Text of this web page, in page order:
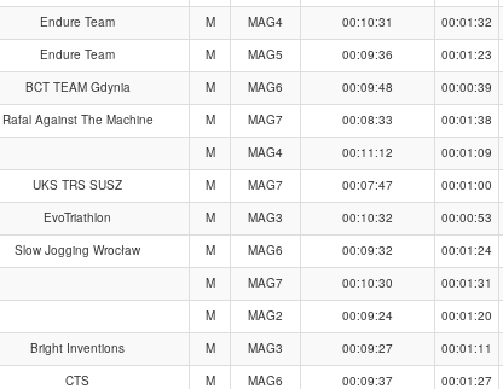
Endure Team M MAG4 00:10:31 00:01:32
Endure Team M MAG5 00:09:36 00:01:23
BCT TEAM Gdynia M MAG6 00:09:48 00:00:39
Rafal Against The Machine M MAG7 00:08:33 00:01:38
M MAG4 00:11:12 00:01:09
UKS TRS SUSZ M MAG7 00:07:47 00:01:00
EvoTriathlon M MAG3 00:10:32 00:00:53
Slow Jogging Wrocław M MAG6 00:09:32 00:01:24
M MAG7 00:10:30 00:01:31
M MAG2 00:09:24 00:01:20
Bright Inventions M MAG3 00:09:27 00:01:11
CTS M MAG6 00:09:37 00:01:27